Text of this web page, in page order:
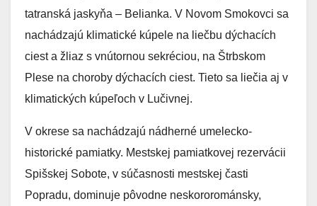
tatranská jaskyňa – Belianka. V Novom Smokovci sa
nachádzajú klimatické kúpele na liečbu dýchacích
ciest a žliaz s vnútornou sekréciou, na Štrbskom
Plese na choroby dýchacích ciest. Tieto sa liečia aj v
klimatických kúpeľoch v Lučivnej.
V okrese sa nachádzajú nádherné umelecko-
historické pamiatky. Mestskej pamiatkovej rezervácii
Spišskej Sobote, v súčasnosti mestskej časti
Popradu, dominuje pôvodne neskororománsky,